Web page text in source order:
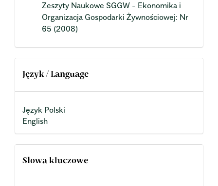
Zeszyty Naukowe SGGW - Ekonomika i
Organizacja Gospodarki Żywnościowej: Nr
65 (2008)
Język / Language
Język Polski
English
Słowa kluczowe